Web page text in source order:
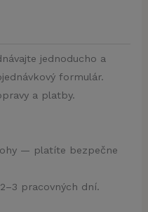
jednoducho a
formulár.
a platby.
— platíte bezpečne
pracovných dní.